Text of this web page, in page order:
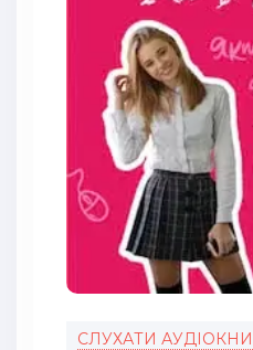
СЛУХАТИ